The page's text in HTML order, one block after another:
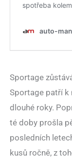
Sportage
Sportage patří k
dlouhé roky.
té doby prošla
posledních
kusů ročně, z